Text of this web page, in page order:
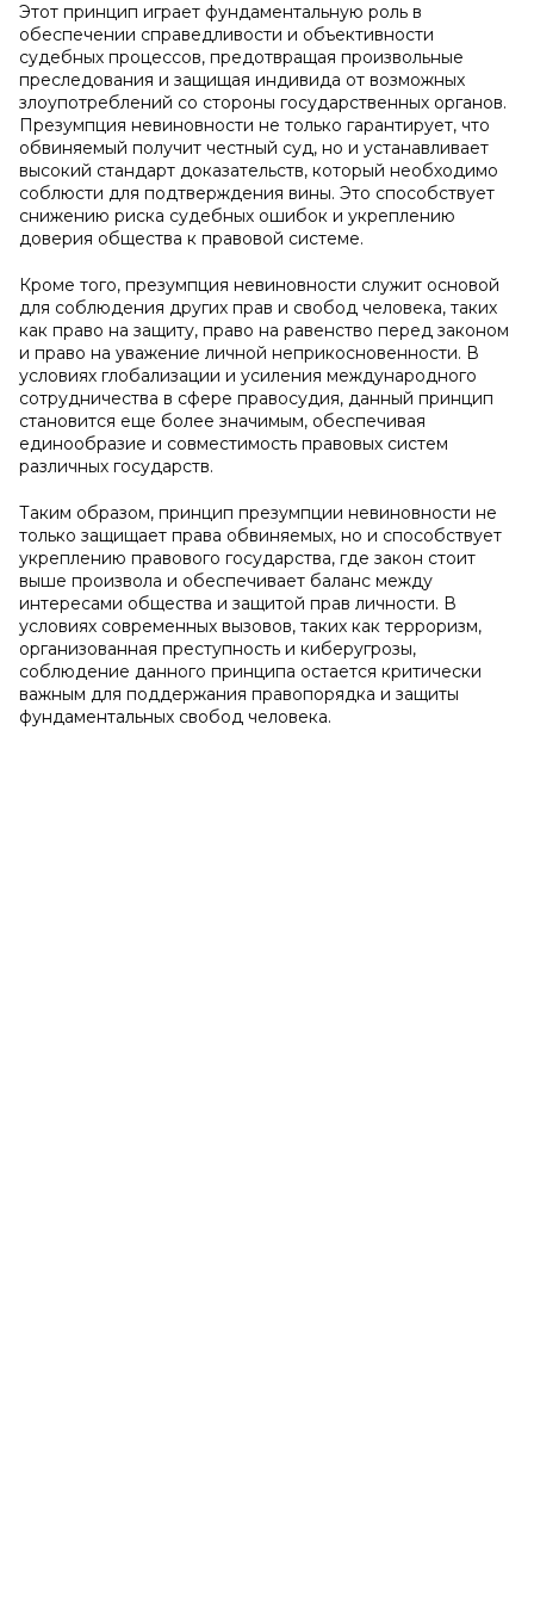
Этот принцип играет фундаментальную роль в
обеспечении справедливости и объективности
судебных процессов, предотвращая произвольные
преследования и защищая индивида от возможных
злоупотреблений со стороны государственных органов.
Презумпция невиновности не только гарантирует, что
обвиняемый получит честный суд, но и устанавливает
высокий стандарт доказательств, который необходимо
соблюсти для подтверждения вины. Это способствует
снижению риска судебных ошибок и укреплению
доверия общества к правовой системе.
Кроме того, презумпция невиновности служит основой
для соблюдения других прав и свобод человека, таких
как право на защиту, право на равенство перед законом
и право на уважение личной неприкосновенности. В
условиях глобализации и усиления международного
сотрудничества в сфере правосудия, данный принцип
становится еще более значимым, обеспечивая
единообразие и совместимость правовых систем
различных государств.
Таким образом, принцип презумпции невиновности не
только защищает права обвиняемых, но и способствует
укреплению правового государства, где закон стоит
выше произвола и обеспечивает баланс между
интересами общества и защитой прав личности. В
условиях современных вызовов, таких как терроризм,
организованная преступность и киберугрозы,
соблюдение данного принципа остается критически
важным для поддержания правопорядка и защиты
фундаментальных свобод человека.